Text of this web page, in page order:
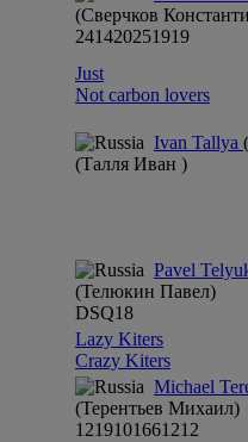
(Сверчков
241420251919
Just
Not carbon lovers
Ivan Tallya
(Талля Иван )
Pavel
(Телюкин Павел)
DSQ18
Lazy Kiters
Crazy Kiters
Michael
(Терентьев Михаил)
1219101661212